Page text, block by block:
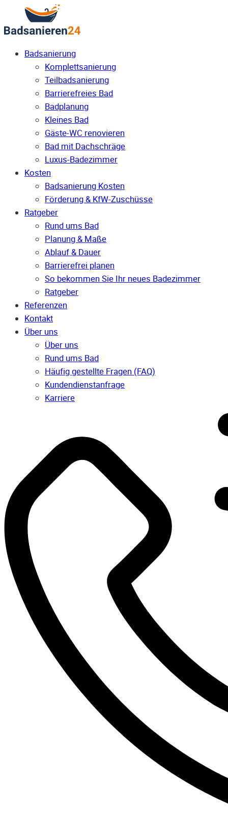
Badsanierung
Komplettsanierung
Teilbadsanierung
Barrierefreies Bad
Badplanung
Kleines Bad
Gäste-WC renovieren
Bad mit Dachschräge
Luxus-Badezimmer
Kosten
Badsanierung Kosten
Förderung & KfW-Zuschüsse
Ratgeber
Rund ums Bad
Planung & Maße
Ablauf & Dauer
Barrierefrei planen
So bekommen Sie Ihr neues Badezimmer
Ratgeber
Referenzen
Kontakt
Über uns
Über uns
Rund ums Bad
Häufig gestellte Fragen (FAQ)
Kunden­dienst­anfrage
Karriere